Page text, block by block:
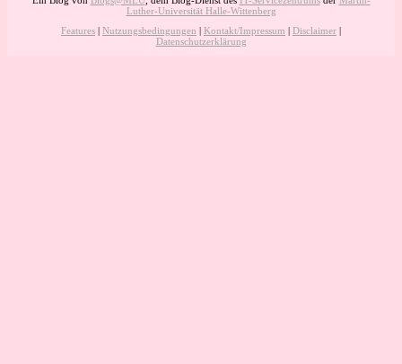
Luther-Universität Halle-Wittenberg
Features | Nutzungsbedingungen | Kontakt/Impressum | Disclaimer |
Datenschutzerklärung